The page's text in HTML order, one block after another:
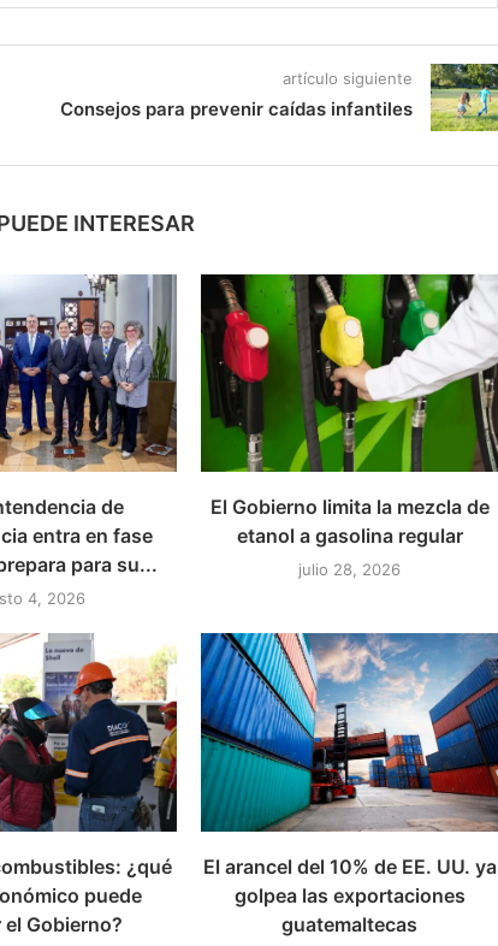
artículo siguiente
Consejos para prevenir caídas infantiles
INTERESAR
de
entra en fase
para su...
4, 2026
El Gobierno limita la mezcla de
etanol a gasolina regular
julio 28, 2026
¿qué
puede
Gobierno?
El arancel del 10% de EE. UU. ya
golpea las exportaciones
guatemaltecas